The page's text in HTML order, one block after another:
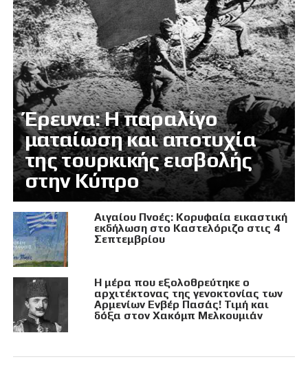
Έρευνα: Η παραλίγο
ματαίωση και αποτυχία
της τουρκικής εισβολής
στην Κύπρο
Αιγαίου Πνοές: Κορυφαία εικαστική
εκδήλωση στο Καστελόριζο στις 4
Σεπτεμβρίου
Η μέρα που εξολοθρεύτηκε ο
αρχιτέκτονας της γενοκτονίας των
Αρμενίων Ενβέρ Πασάς! Τιμή και
δόξα στον Χακόμπ Μελκουμιάν